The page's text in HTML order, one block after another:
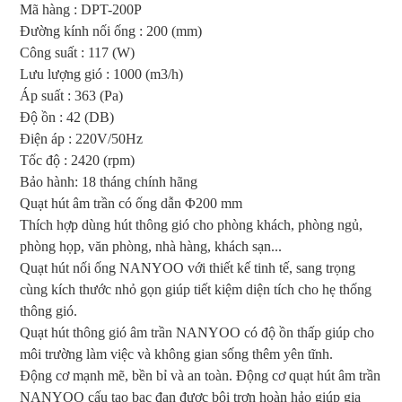
Mã hàng : DPT-200P
Đường kính nối ống : 200 (mm)
Công suất : 117 (W)
Lưu lượng gió : 1000 (m3/h)
Áp suất : 363 (Pa)
Độ ồn : 42 (DB)
Điện áp : 220V/50Hz
Tốc độ : 2420 (rpm)
Bảo hành: 18 tháng chính hãng
Quạt hút âm trần có ống dẫn Φ200 mm
Thích hợp dùng hút thông gió cho phòng khách, phòng ngủ,
phòng họp, văn phòng, nhà hàng, khách sạn...
Quạt hút nối ống NANYOO với thiết kế tinh tế, sang trọng
cùng kích thước nhỏ gọn giúp tiết kiệm diện tích cho hẹ thống
thông gió.
Quạt hút thông gió âm trần NANYOO có độ ồn thấp giúp cho
môi trường làm việc và không gian sống thêm yên tĩnh.
Động cơ mạnh mẽ, bền bỉ và an toàn. Động cơ quạt hút âm trần
NANYOO cấu tạo bạc đạn được bôi trơn hoàn hảo giúp gia